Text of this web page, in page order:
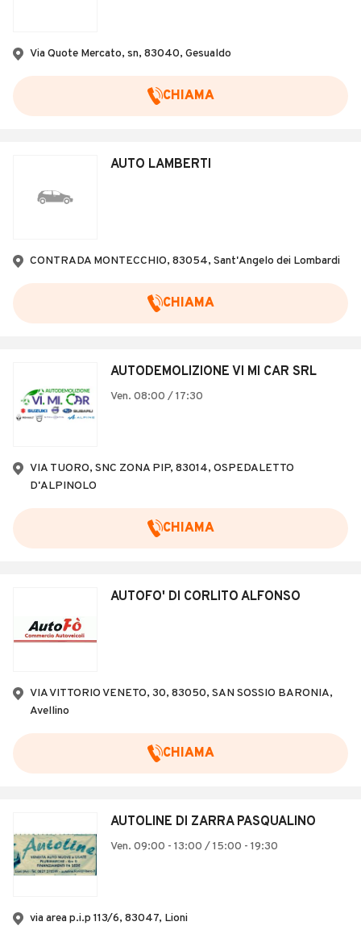
Via Quote Mercato, sn, 83040, Gesualdo
CHIAMA
AUTO LAMBERTI
CONTRADA MONTECCHIO, 83054, Sant'Angelo dei Lombardi
CHIAMA
AUTODEMOLIZIONE VI MI CAR SRL
Ven. 08:00 / 17:30
VIA TUORO, SNC ZONA PIP, 83014, OSPEDALETTO
D'ALPINOLO
CHIAMA
AUTOFO' DI CORLITO ALFONSO
VIA VITTORIO VENETO, 30, 83050, SAN SOSSIO BARONIA,
Avellino
CHIAMA
AUTOLINE DI ZARRA PASQUALINO
Ven. 09:00 - 13:00 / 15:00 - 19:30
via area p.i.p 113/6, 83047, Lioni